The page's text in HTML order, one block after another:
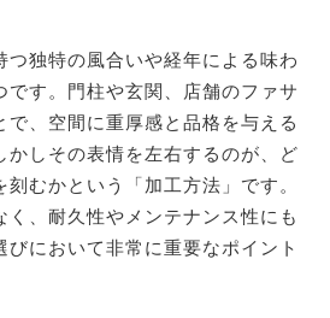
つ独特の風合いや経年による味わ
です。門柱や玄関、店舗のファサ
で、空間に重厚感と品格を与える
かしその表情を左右するのが、ど
むかという「加工方法」です。
く、耐久性やメンテナンス性にも
びにおいて非常に重要なポイント